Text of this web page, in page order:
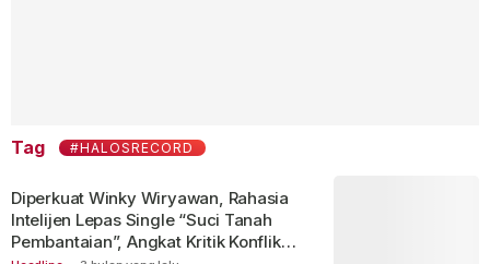
Tag #HALOSRECORD
Diperkuat Winky Wiryawan, Rahasia
Intelijen Lepas Single “Suci Tanah
Pembantaian”, Angkat Kritik Konflik